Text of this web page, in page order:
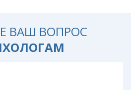
ВАШ ВОПРОС